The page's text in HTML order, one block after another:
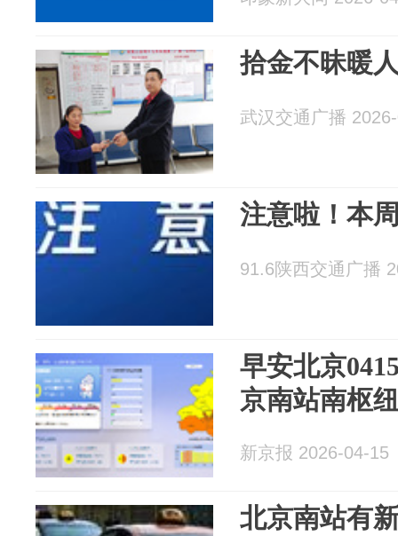
拾金不昧暖
武汉交通广播
注意啦！本
91.6陕西交通广播
早安北京
京南站南枢
新京报 2026-04-15
北京南站有